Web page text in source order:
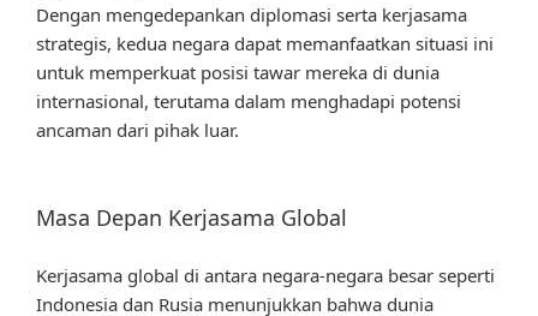
Dengan mengedepankan diplomasi serta kerjasama
strategis, kedua negara dapat memanfaatkan situasi ini
untuk memperkuat posisi tawar mereka di dunia
internasional, terutama dalam menghadapi potensi
ancaman dari pihak luar.
Masa Depan Kerjasama Global
Kerjasama global di antara negara-negara besar seperti
Indonesia dan Rusia menunjukkan bahwa dunia